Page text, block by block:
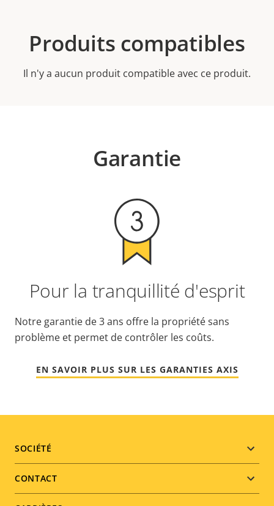
Produits compatibles
Il n'y a aucun produit compatible avec ce produit.
Garantie
Pour la tranquillité d'esprit
Notre garantie de 3 ans offre la propriété sans
problème et permet de contrôler les coûts.
EN SAVOIR PLUS SUR LES GARANTIES AXIS
Footer
menu
SOCIÉTÉ
CONTACT